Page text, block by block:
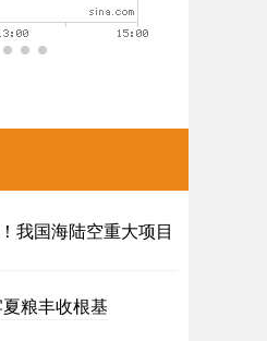
我国海陆空重大项目
粮丰收根基